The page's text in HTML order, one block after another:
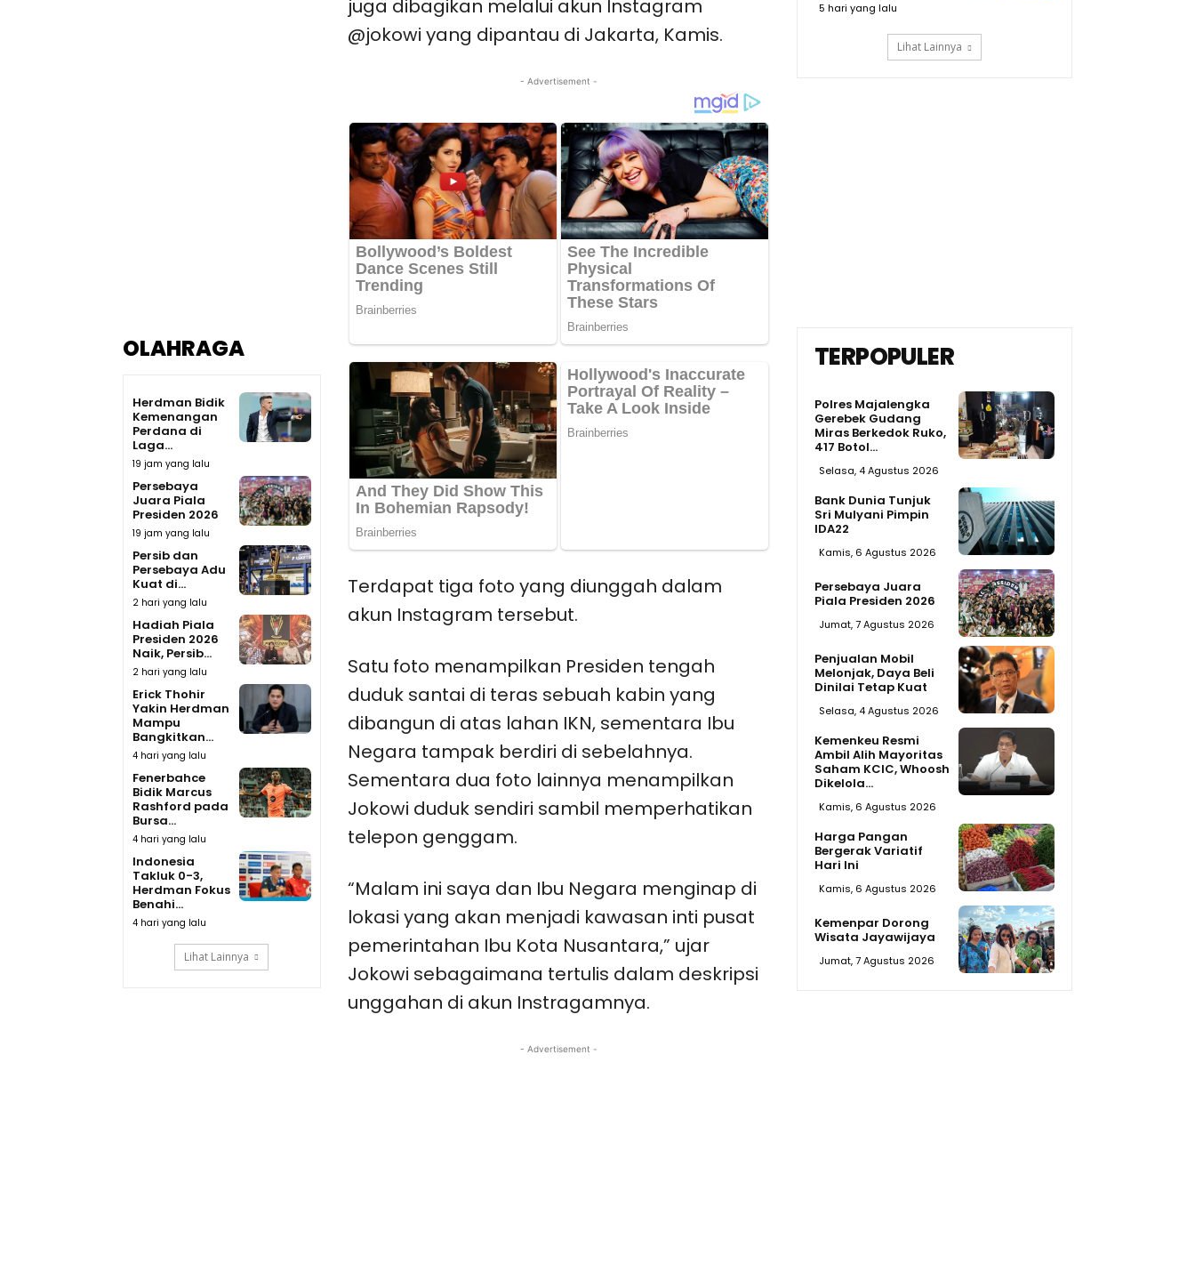
OLAHRAGA
Herdman Bidik
Kemenangan
Perdana di
Laga...
19 jam yang lalu
Persebaya
Juara Piala
Presiden 2026
19 jam yang lalu
Persib dan
Persebaya Adu
Kuat di...
2 hari yang lalu
Hadiah Piala
Presiden 2026
Naik, Persib...
2 hari yang lalu
Erick Thohir
Yakin Herdman
Mampu
Bangkitkan...
4 hari yang lalu
Fenerbahce
Bidik Marcus
Rashford pada
Bursa...
4 hari yang lalu
Indonesia
Takluk 0-3,
Herdman Fokus
Benahi...
4 hari yang lalu
Lihat Lainnya
juga dibagikan melalui akun Instagram
@jokowi yang dipantau di Jakarta, Kamis.
- Advertisement -
Terdapat tiga foto yang diunggah dalam
akun Instagram tersebut.
Satu foto menampilkan Presiden tengah
duduk santai di teras sebuah kabin yang
dibangun di atas lahan IKN, sementara Ibu
Negara tampak berdiri di sebelahnya.
Sementara dua foto lainnya menampilkan
Jokowi duduk sendiri sambil memperhatikan
telepon genggam.
“Malam ini saya dan Ibu Negara menginap di
lokasi yang akan menjadi kawasan inti pusat
pemerintahan Ibu Kota Nusantara,” ujar
Jokowi sebagaimana tertulis dalam deskripsi
unggahan di akun Instragamnya.
- Advertisement -
5 hari yang lalu
Lihat Lainnya
TERPOPULER
Polres Majalengka
Gerebek Gudang
Miras Berkedok Ruko,
417 Botol...
Selasa, 4 Agustus 2026
Bank Dunia Tunjuk
Sri Mulyani Pimpin
IDA22
Kamis, 6 Agustus 2026
Persebaya Juara
Piala Presiden 2026
Jumat, 7 Agustus 2026
Penjualan Mobil
Melonjak, Daya Beli
Dinilai Tetap Kuat
Selasa, 4 Agustus 2026
Kemenkeu Resmi
Ambil Alih Mayoritas
Saham KCIC, Whoosh
Dikelola...
Kamis, 6 Agustus 2026
Harga Pangan
Bergerak Variatif
Hari Ini
Kamis, 6 Agustus 2026
Kemenpar Dorong
Wisata Jayawijaya
Jumat, 7 Agustus 2026